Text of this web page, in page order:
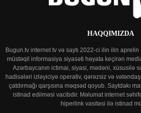
HAQQIMIZDA
Bugun.tv internet tv və saytı 2022-ci ilin ilin
müstəqil informasiya siyasəti həyata keçirən
Azərbaycanın ictimai, siyasi, mədəni, xüsusilə
hadisələri izləyiciyə operativ, qərəzsiz və
çatdırmağı qarşısına məqsəd qoyub. Saytdakı
istinad edilməsi vacibdir. Məlumat internet
hiperlink vasitəsi ilə istinad